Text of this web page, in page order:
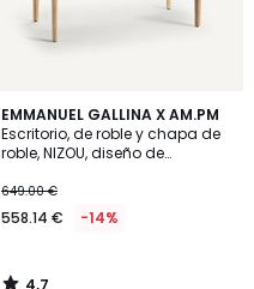
EMMANUEL GALLINA X AM.PM
Escritorio, de roble y chapa de
roble, NIZOU, diseño de
649.00 €
558.14 € -14%
4,7
/ 5
4,7